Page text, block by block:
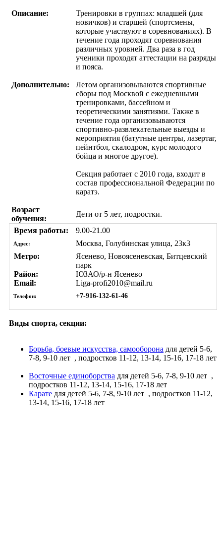
Описание:
Тренировки в группах: младшей (для
новичков) и старшей (спортсмены,
которые участвуют в соревнованиях). В
течение года проходят соревнования
различных уровней. Два раза в год
ученики проходят аттестации на разряды
и пояса.
Дополнительно:
Летом организовываются спортивные
сборы под Москвой с ежедневными
тренировками, бассейном и
теоретическими занятиями. Также в
течение года организовываются
спортивно-развлекательные выезды и
мероприятия (батутные центры, лазертаг,
пейнтбол, скалодром, курс молодого
бойца и многое другое).
Секция работает с 2010 года, входит в
состав профессиональной Федерации по
каратэ.
Возраст
обучения:
Дети от 5 лет, подростки.
Время работы:
9.00-21.00
Адрес:
Москва, Голубинская улица, 23к3
Метро:
Ясенево, Новоясеневская, Битцевский
парк
Район:
ЮЗАО/р-н Ясенево
Email:
Liga-profi2010@mail.ru
Телефон: +7-916-132-61-46
Виды спорта, секции:
Борьба, боевые искусства, самооборона для детей 5-6,
7-8, 9-10 лет , подростков 11-12, 13-14, 15-16, 17-18 лет
Восточные единоборства для детей 5-6, 7-8, 9-10 лет ,
подростков 11-12, 13-14, 15-16, 17-18 лет
Карате для детей 5-6, 7-8, 9-10 лет , подростков 11-12,
13-14, 15-16, 17-18 лет